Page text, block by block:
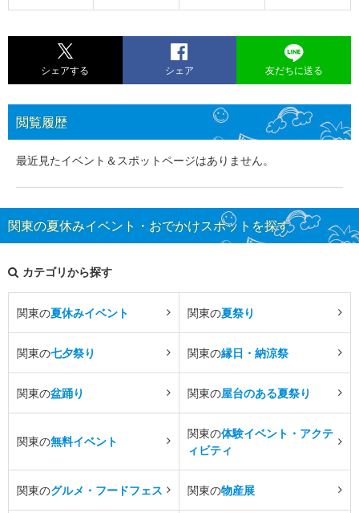
シェアする シェア 友だちに送る
閲覧履歴
最近見たイベント＆スポットページはありません。
関東の夏休みイベント・おでかけスポットを探す
カテゴリから探す
関東の夏休みイベント 関東の夏祭り
関東の七夕祭り 関東の縁日・納涼祭
関東の盆踊り 関東の屋台のある夏祭り
関東の無料イベント
関東の体験イベント・アクテ
ィビティ
関東のグルメ・フードフェス 関東の物産展